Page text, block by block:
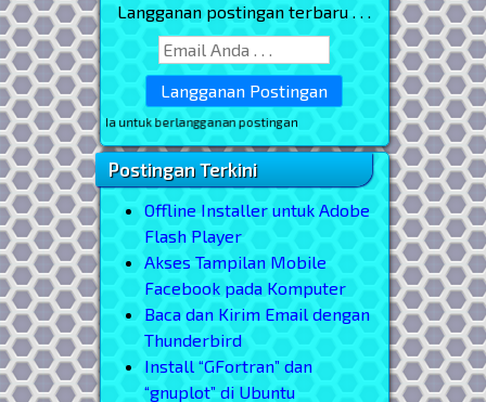
Langganan postingan terbaru . . .
email Anda untuk berlangganan postingan
Postingan Terkini
Offline Installer untuk Adobe
Flash Player
Akses Tampilan Mobile
Facebook pada Komputer
Baca dan Kirim Email dengan
Thunderbird
Install “GFortran” dan
“gnuplot” di Ubuntu